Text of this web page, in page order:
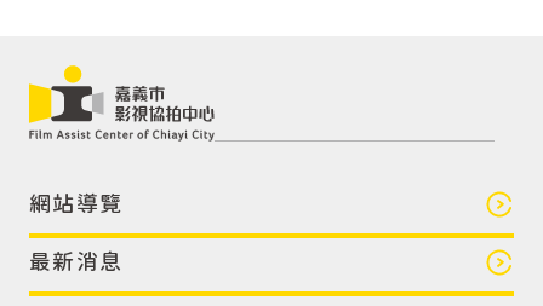
網站導覽
最新消息